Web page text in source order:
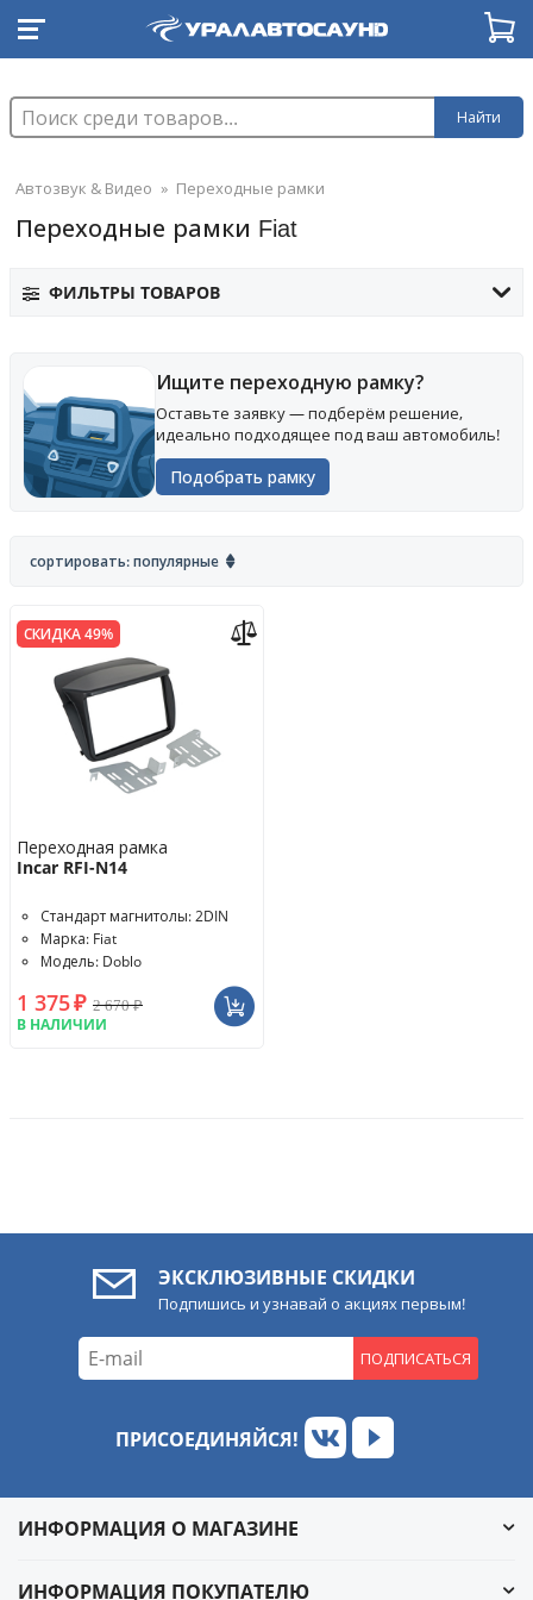
Найти
Автозвук & Видео » Переходные рамки
Переходные рамки Fiat
ФИЛЬТРЫ ТОВАРОВ
Ищите переходную рамку?
Оставьте заявку — подберём решение,
идеально подходящее под ваш автомобиль!
Подобрать рамку
сортировать: популярные
СКИДКА 49%
Переходная рамка
Incar RFI-N14
Стандарт магнитолы: 2DIN
Марка: Fiat
Модель: Doblo
1 375₽ 2 670₽
В НАЛИЧИИ
ЭКСКЛЮЗИВНЫЕ СКИДКИ
Подпишись и узнавай о акциях первым!
ПОДПИСАТЬСЯ
ПРИСОЕДИНЯЙСЯ!
ИНФОРМАЦИЯ О МАГАЗИНЕ
ИНФОРМАЦИЯ ПОКУПАТЕЛЮ